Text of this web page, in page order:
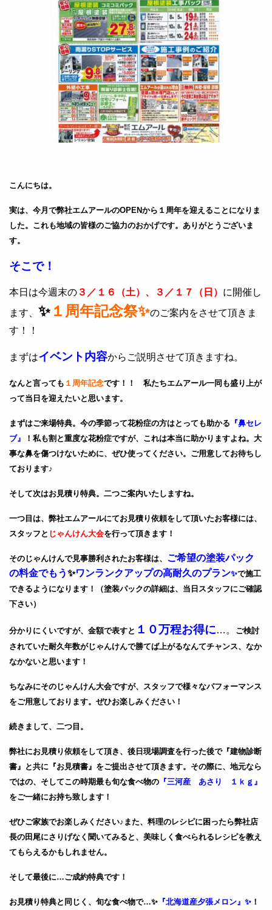
こんにちは。
実は、今月で弊社エムアールのOPENから１周年を迎えることになりま
した。これも地域の皆様のご協力のおかげです。ありがとうございま
す。
そこで！
本日は今週末の ３／１６（土）、３／１７（日） に開催し
ます、 ✨１周年記念祭✨のご案内をさせて頂きま
す！！
まずはイベント内容からご説明させて頂きますね。
なんと言っても １周年記念です！！ 私たちエムアール一同も盛り上が
って当日を迎えたいと思います。
まずはご来場特典。今の季節って花粉症の方はとっても助かる 『鼻セレ
ブ』
！私も割と重度な花粉症ですが、これは本当に助かりますよね。大
事な鼻を傷つけないために、ぜひ使ってください。ご用意してお待ちし
ております♪
そして次はお見積り特典。二つご案内いたしますね。
一つ目は、弊社エムアールにてお見積り依頼をして頂いたお客様には、
スタッフと じゃんけん大会を行って頂きます！
そのじゃんけんで見事勝利されたお客様は、 ご希望の塗装パック
の料金でもう✨ワンランクアップの高耐久のプラン✨で施工
できるようになります！
（塗装パックの詳細は、当日スタッフにご確認
下さい）
分かりにくいですが、金額で表すと １０万程お得に…。
ご検討
されていた耐久年数がじゃんけんで勝てば上がるなんてチャンス、なか
なかないと思います！
ちなみにそのじゃんけん大会ですが、スタッフで様々なパフォーマンス
をご用意しております。ぜひお楽しみください！
続きまして、二つ目。
弊社にお見積り依頼をして頂き、後日現場調査を行った後で『建物診断
書』と共に『お見積書』をご提出させて頂きます。その際に、地元なら
ではの、そしてこの時期最も旬な食べ物の 『三河産 あさり １ｋｇ』
をご一緒にお持ち致します！
ぜひご家族でお楽しみください♪また、料理のレシピに困ったら弊社店
長の田尾にさりげなく聞いてみると、美味しく食べられるレシピを教え
てもらえるかもしれません。
そして最後に…ご成約特典です！
お見積り特典と同じく、旬な食べ物で…✨ 『北海道産夕張メロン』✨ ！